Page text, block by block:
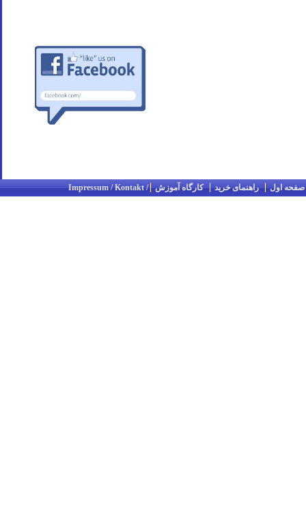
صفحه اول راهنمای خرید کارگاه آموزش